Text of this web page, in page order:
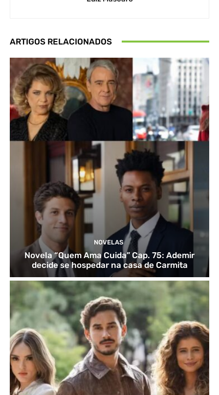
ARTIGOS RELACIONADOS
NOVELAS
Novela “Quem Ama Cuida” Cap. 75: Ademir
decide se hospedar na casa de Carmita